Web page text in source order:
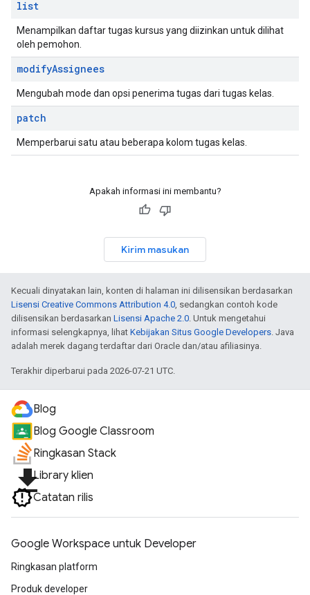
list
Menampilkan daftar tugas kursus yang diizinkan untuk dilihat
oleh pemohon.
modifyAssignees
Mengubah mode dan opsi penerima tugas dari tugas kelas.
patch
Memperbarui satu atau beberapa kolom tugas kelas.
Apakah informasi ini membantu?
Kirim masukan
Kecuali dinyatakan lain, konten di halaman ini dilisensikan berdasarkan
Lisensi Creative Commons Attribution 4.0, sedangkan contoh kode
dilisensikan berdasarkan Lisensi Apache 2.0. Untuk mengetahui
informasi selengkapnya, lihat Kebijakan Situs Google Developers. Java
adalah merek dagang terdaftar dari Oracle dan/atau afiliasinya.
Terakhir diperbarui pada 2026-07-21 UTC.
Blog
Blog Google Classroom
Ringkasan Stack
file_downloadLibrary klien
Catatan rilis
Google Workspace untuk Developer
Ringkasan platform
Produk developer